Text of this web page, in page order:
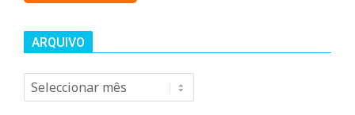
ARQUIVO
Arquivo